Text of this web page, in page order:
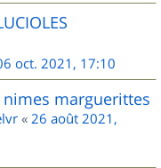
oct. 2021, 17:10
marguerittes
« 26 août 2021,